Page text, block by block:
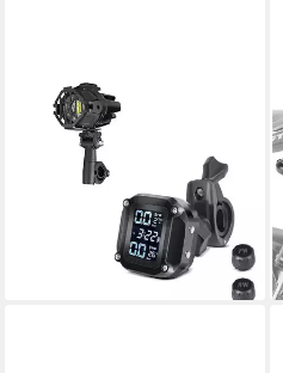
LUMITECS
Halter Set: LED
Zusatzscheinwerfer S22X +
Reifendruckkontrollsystem
UVP 364,99 €
lieferbar - in 6-7 Werktagen bei dir